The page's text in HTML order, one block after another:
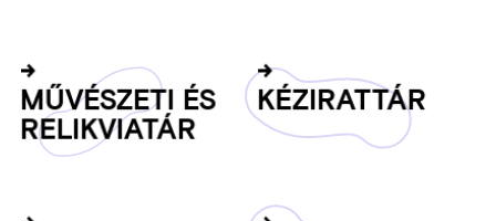
MŰ­VÉ­SZE­TI ÉS
RE­LIK­VIA­TÁR
KÉZ­IRAT­TÁR